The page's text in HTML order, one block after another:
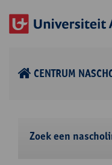
CENTRUM
Zoek een